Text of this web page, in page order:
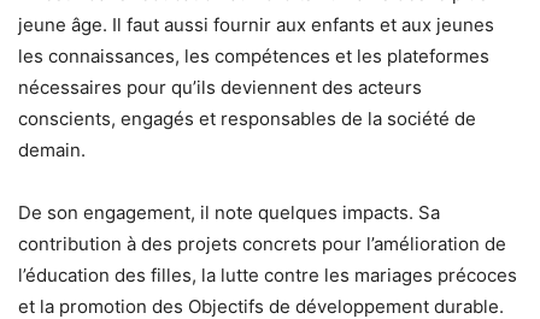
jeune âge. Il faut aussi fournir aux enfants et aux jeunes
les connaissances, les compétences et les plateformes
nécessaires pour qu’ils deviennent des acteurs
conscients, engagés et responsables de la société de
demain.
De son engagement, il note quelques impacts. Sa
contribution à des projets concrets pour l’amélioration de
l’éducation des filles, la lutte contre les mariages précoces
et la promotion des Objectifs de développement durable.